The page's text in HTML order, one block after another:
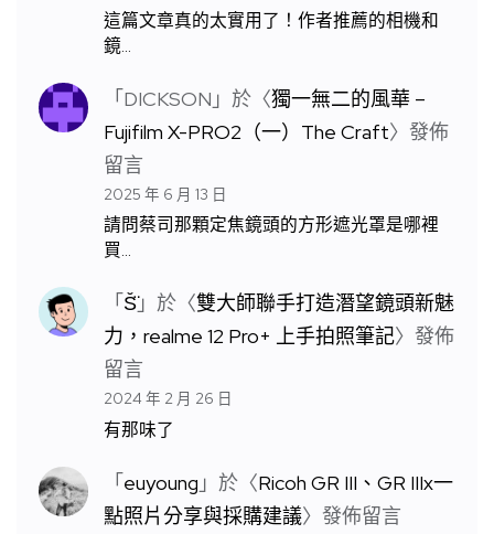
這篇文章真的太實用了！作者推薦的相機和
鏡…
「DICKSON 」於〈獨一無二的風華 –
Fujifilm X-PRO2（一）The Craft〉發佈
留言
2025 年 6 月 13 日
請問蔡司那顆定焦鏡頭的方形遮光罩是哪裡
買…
「S̆̈」於〈雙大師聯手打造潛望鏡頭新魅
力，realme 12 Pro+ 上手拍照筆記〉發佈
留言
2024 年 2 月 26 日
有那味了
「euyoung 」於〈Ricoh GR III、GR IIIx一
點照片分享與採購建議〉發佈留言